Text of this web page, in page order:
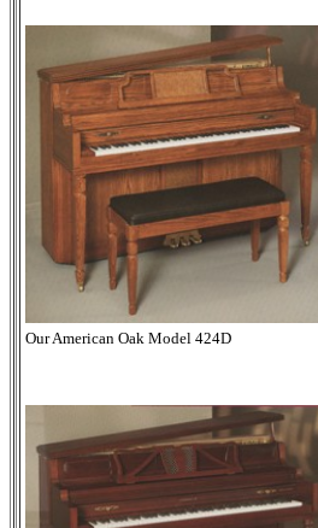
Our American Oak Model 424D